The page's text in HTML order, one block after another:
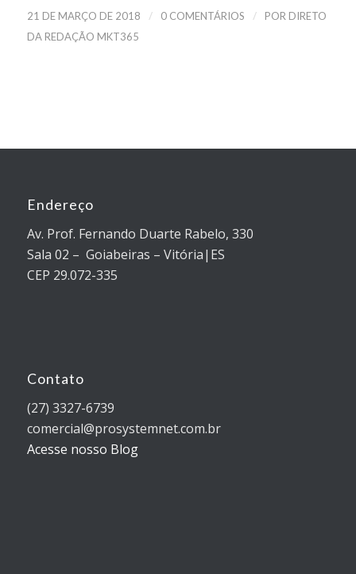
21 DE MARÇO DE 2018 / 0 COMENTÁRIOS / POR DIRETO
DA REDAÇÃO MKT365
Endereço
Av. Prof. Fernando Duarte Rabelo, 330
Sala 02 – Goiabeiras – Vitória|ES
CEP 29.072-335
Contato
(27) 3327-6739
comercial@prosystemnet.com.br
Acesse nosso Blog